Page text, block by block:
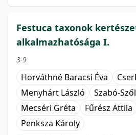
Festuca taxonok
alkalmazhatósága I.
3-9
Horváthné Baracsi Éva
Menyhárt László
Szabó-
Mecséri Gréta
Fűrész Attila
Penksza Károly